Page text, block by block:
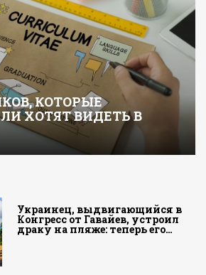
КОТОРЫЕ
ХОТЯТ ВИДЕТЬ В
Украинец, выдвигающийся в
Конгресс от Гавайев, устроил
драку на пляже: теперь его…